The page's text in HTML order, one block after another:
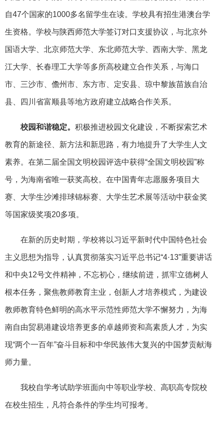
自47个国家的1000多名留学生在读。学校具有招生港澳台学
生资格。学校与陕西师范大学签订对口支援协议，与北京外
国语大学、北京师范大学、东北师范大学、西南大学、黑龙
江大学、长春理工大学等多所高校建立合作关系，与海口
市、三沙市、儋州市、东方市、定安县、琼中黎族苗族自治
县、四川省富顺县等地方政府建立战略合作关系。
校园和谐稳定。 积极推进校园文化建设，不断探索艺术
教育的新途径、新方法和新思路，有力地提升了大学生人文
素养。在第二届全国文明校园评选中获得“全国文明校园”称
号，为海南省唯一获奖高校。在中国青年志愿服务项目大
赛、大学生沙滩排球锦标赛、大学生艺术展等活动中获金奖
等国家级奖项20多项。
在新的历史时期，学校将以习近平新时代中国特色社会
主义思想为指导，认真贯彻落实习近平总书记“4·13”重要讲话
和中央12号文件精神，不忘初心，继续前进，抓牢立德树人
根本任务，聚焦教师教育主业，创新人才培养模式，为建设
教师教育特色鲜明的高水平示范性师范大学不懈努力，为海
南自由贸易港建设培养更多的卓越师资和高素质人才，为实
现“两个一百年”奋斗目标和中华民族伟大复兴的中国梦贡献海
师力量。
我校自学考试助学班面向中等职业学校、高职高专院校
在校生招生，凡符合条件的学生均可报考。